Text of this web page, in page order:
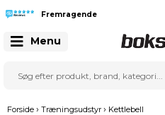
Fremragende
Menu
Forside › Træningsudstyr › Kettlebell